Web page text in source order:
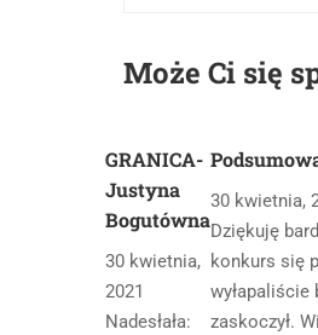
Może Ci się
GRANICA-
Justyna
Bogutówna
30 kwietnia,
2021
Nadesłała:
30 kwietnia,
Dziękuję
konkurs się
zaskoczył.